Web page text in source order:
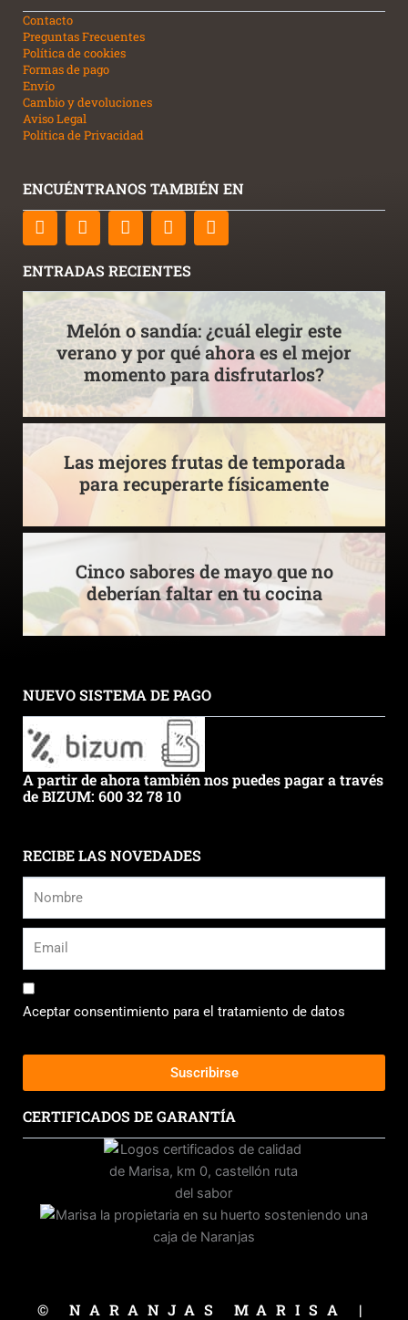
Contacto
Preguntas Frecuentes
Política de cookies
Formas de pago
Envío
Cambio y devoluciones
Aviso Legal
Política de Privacidad
ENCUÉNTRANOS TAMBIÉN EN
F
a
e
b
o
o
k
T
w
t
t
e
r
L
i
k
e
d
i
n
Y
o
t
u
e
I
n
a
r
a
m
ENTRADAS RECIENTES
Melón o sandía: ¿cuál elegir este
verano y por qué ahora es el mejor
momento para disfrutarlos?
Las mejores frutas de temporada
para recuperarte físicamente
Cinco sabores de mayo que no
deberían faltar en tu cocina
NUEVO SISTEMA DE PAGO
A partir de ahora también nos puedes pagar a través
de BIZUM: 600 32 78 10
RECIBE LAS NOVEDADES
Aceptar consentimiento para el tratamiento de datos
Suscribirse
CERTIFICADOS DE GARANTÍA
© NARANJAS MARISA |